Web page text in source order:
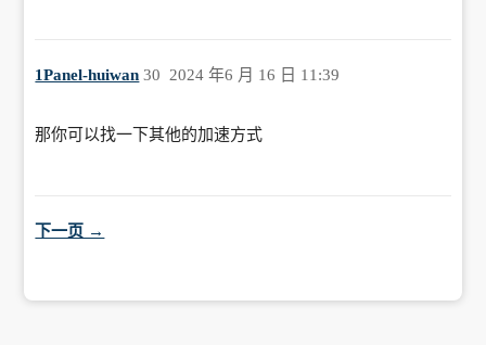
1Panel-huiwan 2024 年6 月 16 日 11:39
30
那你可以找一下其他的加速方式
下一页 →